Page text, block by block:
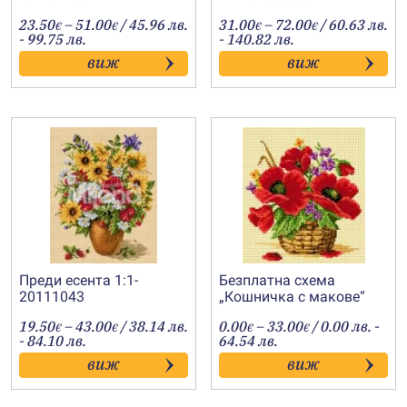
23.50€ –51.00€Price
range:
23.50€
through
51.00€
/ 45.96 лв.
- 99.75 лв.
виж
31.00€ – 72.00€Price
range:
31.00€
through
72.00€
/ 60.63 лв.
- 140.82 лв.
виж
Преди есента 1:1-
20111043
19.50€ –43.00€Price
range:
19.50€
through
43.00€
/ 38.14 лв.
- 84.10 лв.
виж
Безплатна схема
„Кошничка с макове“
0.00€ –33.00€Price
range:
0.00€
through
33.00€
/ 0.00 лв. -
64.54 лв.
виж